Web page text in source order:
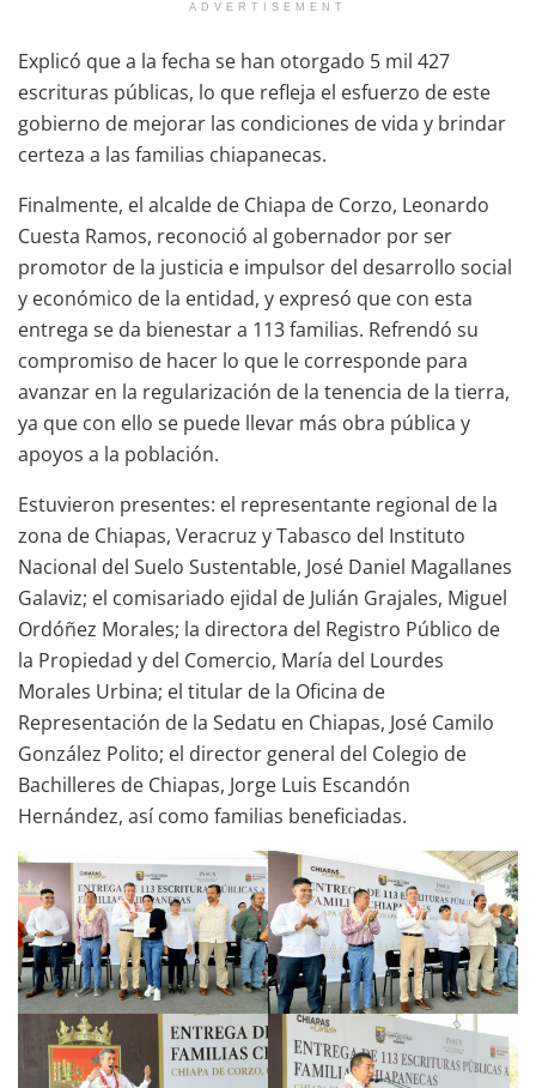
ADVERTISEMENT
Explicó que a la fecha se han otorgado 5 mil 427
escrituras públicas, lo que refleja el esfuerzo de este
gobierno de mejorar las condiciones de vida y brindar
certeza a las familias chiapanecas.
Finalmente, el alcalde de Chiapa de Corzo, Leonardo
Cuesta Ramos, reconoció al gobernador por ser
promotor de la justicia e impulsor del desarrollo social
y económico de la entidad, y expresó que con esta
entrega se da bienestar a 113 familias. Refrendó su
compromiso de hacer lo que le corresponde para
avanzar en la regularización de la tenencia de la tierra,
ya que con ello se puede llevar más obra pública y
apoyos a la población.
Estuvieron presentes: el representante regional de la
zona de Chiapas, Veracruz y Tabasco del Instituto
Nacional del Suelo Sustentable, José Daniel Magallanes
Galaviz; el comisariado ejidal de Julián Grajales, Miguel
Ordóñez Morales; la directora del Registro Público de
la Propiedad y del Comercio, María del Lourdes
Morales Urbina; el titular de la Oficina de
Representación de la Sedatu en Chiapas, José Camilo
González Polito; el director general del Colegio de
Bachilleres de Chiapas, Jorge Luis Escandón
Hernández, así como familias beneficiadas.